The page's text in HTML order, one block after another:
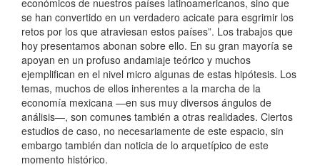
se han convertido en un verdadero acicate para esgrimir los
retos por los que atraviesan estos países”. Los trabajos que
hoy presentamos abonan sobre ello. En su gran mayoría se
apoyan en un profuso andamiaje teórico y muchos
ejemplifican en el nivel micro algunas de estas hipótesis. Los
temas, muchos de ellos inherentes a la marcha de la
economía mexicana —en sus muy diversos ángulos de
análisis—, son comunes también a otras realidades. Ciertos
estudios de caso, no necesariamente de este espacio, sin
embargo también dan noticia de lo arquetípico de este
momento histórico.